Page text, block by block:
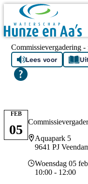
Skip navigation
Commissievergadering -
Lees voor
Locatie
Aquapark 5
9641 PJ
Datum en tijd
Woensdag 05
10:00 - 12:00
FEB
05